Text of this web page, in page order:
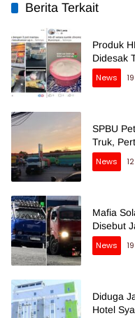
Berita Terkait
Produk
Didesak
News
SPBU
Truk,
News
Mafia
Disebut
News
Diduga
Hotel